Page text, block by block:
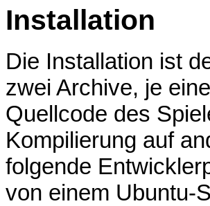
Installation
Die Installation ist
zwei Archive, je
Quellcode des
Kompilierung auf
folgende
von einem Ubuntu-